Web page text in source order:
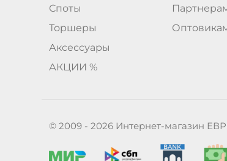
Споты
Торшеры
Аксессуары
АКЦИИ %
© 2009 - 2026 Интернет-магазин